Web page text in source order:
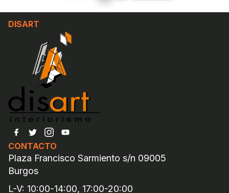
DISART
CONTACTO
Plaza Francisco Sarmiento s/n 09005
Burgos
L-V: 10:00-14:00, 17:00-20:00